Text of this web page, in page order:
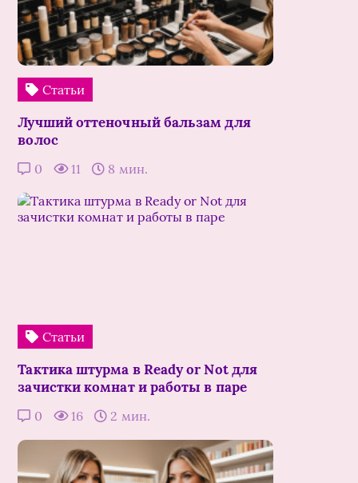
Статьи
Лучший оттеночный бальзам для
волос
0 11 8 мин.
Статьи
Тактика штурма в Ready or Not для
зачистки комнат и работы в паре
0 16 2 мин.